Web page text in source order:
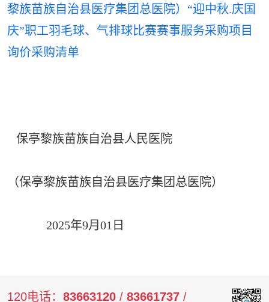
黎族苗族自治县医疗集团总医院）“迎中秋.庆国
庆”职工羽毛球、气排球比赛赛事服务采购项目
询价采购清单
保亭黎族苗族自治县人民医院
（保亭黎族苗族自治县医疗集团总医院）
2025年9月01日
120电话： 83663120 / 83661737 /